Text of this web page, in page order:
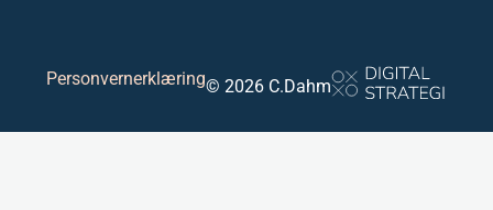
Personvernerklæring© 2026 C.Dahm